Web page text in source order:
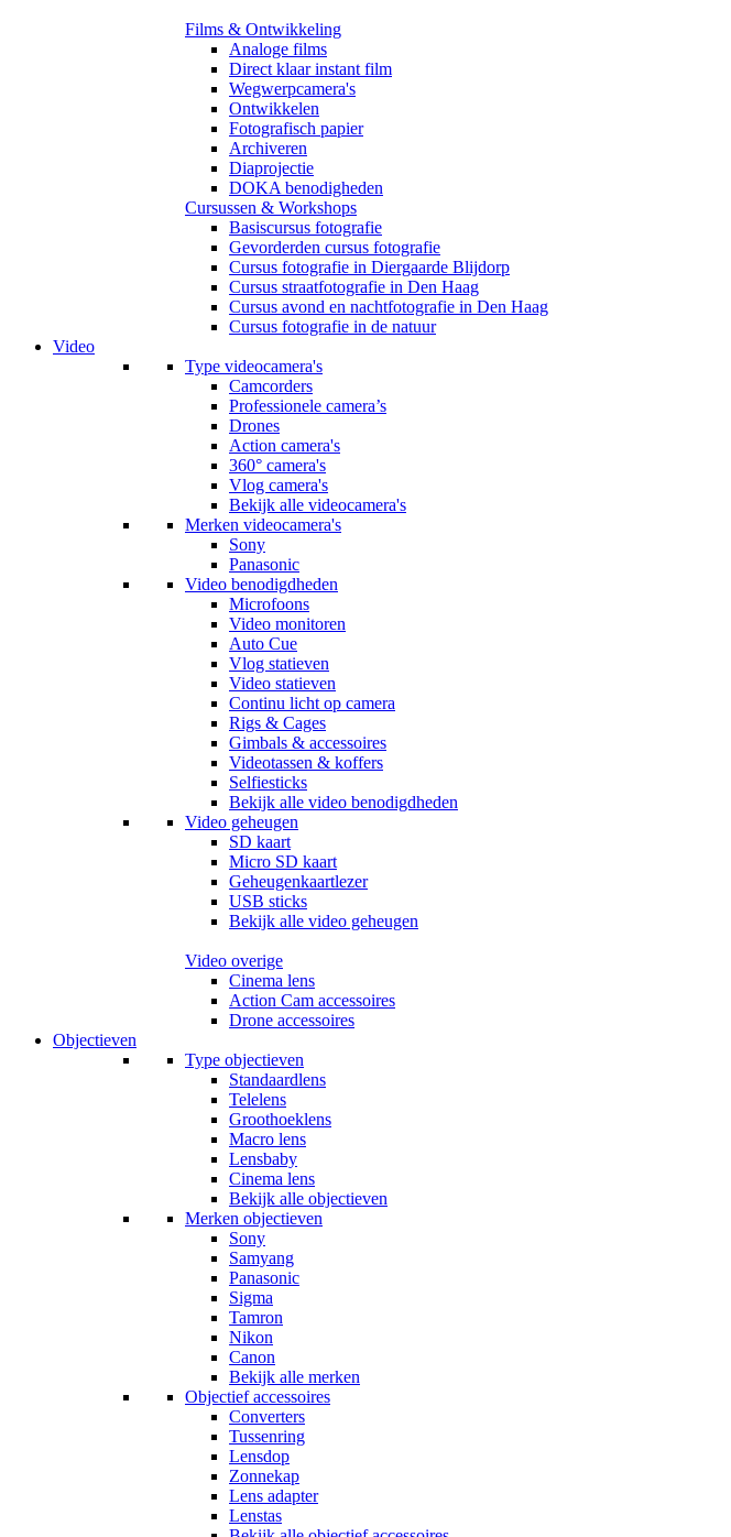
Films & Ontwikkeling
Analoge films
Direct klaar instant film
Wegwerpcamera's
Ontwikkelen
Fotografisch papier
Archiveren
Diaprojectie
DOKA benodigheden
Cursussen & Workshops
Basiscursus fotografie
Gevorderden cursus fotografie
Cursus fotografie in Diergaarde Blijdorp
Cursus straatfotografie in Den Haag
Cursus avond en nachtfotografie in Den Haag
Cursus fotografie in de natuur
Video
Type videocamera's
Camcorders
Professionele camera’s
Drones
Action camera's
360° camera's
Vlog camera's
Bekijk alle videocamera's
Merken videocamera's
Sony
Panasonic
Video benodigdheden
Microfoons
Video monitoren
Auto Cue
Vlog statieven
Video statieven
Continu licht op camera
Rigs & Cages
Gimbals & accessoires
Videotassen & koffers
Selfiesticks
Bekijk alle video benodigdheden
Video geheugen
SD kaart
Micro SD kaart
Geheugenkaartlezer
USB sticks
Bekijk alle video geheugen
Video overige
Cinema lens
Action Cam accessoires
Drone accessoires
Objectieven
Type objectieven
Standaardlens
Telelens
Groothoeklens
Macro lens
Lensbaby
Cinema lens
Bekijk alle objectieven
Merken objectieven
Sony
Samyang
Panasonic
Sigma
Tamron
Nikon
Canon
Bekijk alle merken
Objectief accessoires
Converters
Tussenring
Lensdop
Zonnekap
Lens adapter
Lenstas